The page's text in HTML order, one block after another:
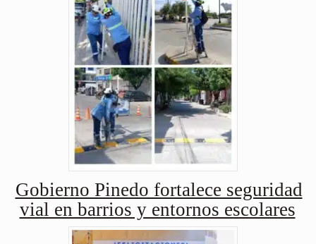
Gobierno Pinedo fortalece seguridad
vial en barrios y entornos escolares